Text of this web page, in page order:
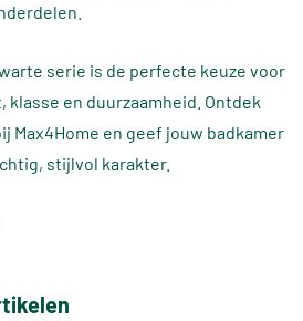
serie is de perfecte keuze voor
en duurzaamheid. Ontdek
Max4Home en geef jouw badkamer
stijlvol karakter.